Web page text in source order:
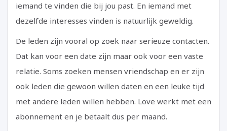
iemand te vinden die bij jou past. En iemand met
dezelfde interesses vinden is natuurlijk geweldig.
De leden zijn vooral op zoek naar serieuze contacten.
Dat kan voor een date zijn maar ook voor een vaste
relatie. Soms zoeken mensen vriendschap en er zijn
ook leden die gewoon willen daten en een leuke tijd
met andere leden willen hebben. Love werkt met een
abonnement en je betaalt dus per maand.